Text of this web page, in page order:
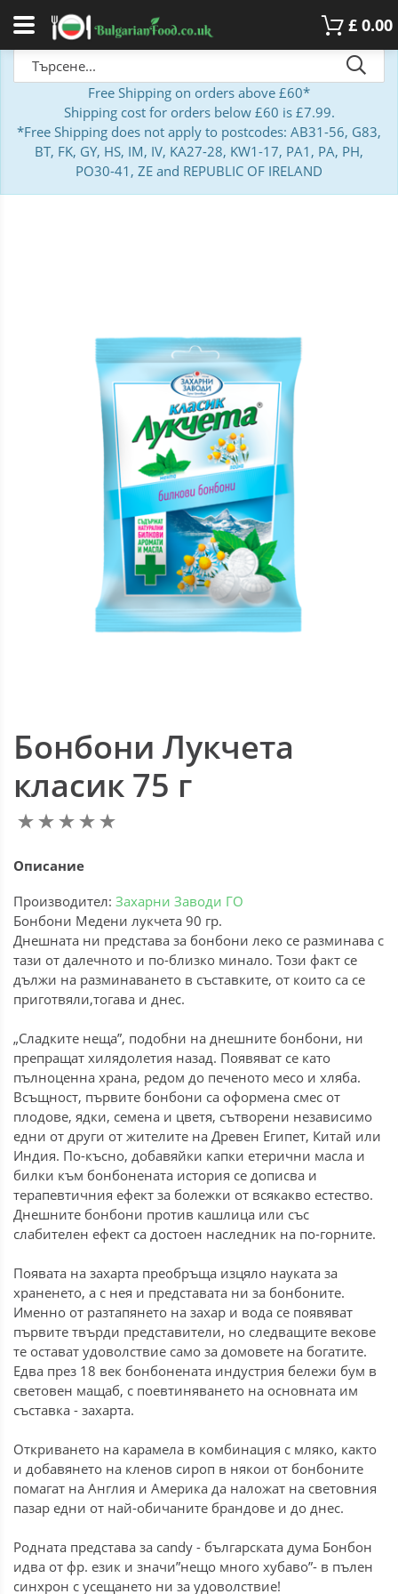
£ 0.00
Free Shipping on orders above £60*
Shipping cost for orders below £60 is £7.99.
*Free Shipping does not apply to postcodes: AB31-56, G83,
BT, FK, GY, HS, IM, IV, KA27-28, KW1-17, PA1, PA, PH,
PO30-41, ZE and REPUBLIC OF IRELAND
Бонбони Лукчета
класик 75 г
Описание
Производител: Захарни Заводи ГО
Бонбони Медени лукчета 90 гр.
Днешната ни представа за бонбони леко се разминава с
тази от далечното и по-близко минало. Този факт се
дължи на разминаването в съставките, от които са се
приготвяли,тогава и днес.
„Сладките неща”, подобни на днешните бонбони, ни
препращат хилядолетия назад. Появяват се като
пълноценна храна, редом до печеното месо и хляба.
Всъщност, първите бонбони са оформена смес от
плодове, ядки, семена и цветя, сътворени независимо
едни от други от жителите на Древен Египет, Китай или
Индия. По-късно, добавяйки капки етерични масла и
билки към бонбонената история се дописва и
терапевтичния ефект за болежки от всякакво естество.
Днешните бонбони против кашлица или със
слабителен ефект са достоен наследник на по-горните.
Появата на захарта преобръща изцяло науката за
храненето, а с нея и представата ни за бонбоните.
Именно от разтапянето на захар и вода се появяват
първите твърди представители, но следващите векове
те остават удоволствие само за домовете на богатите.
Едва през 18 век бонбонената индустрия бележи бум в
световен мащаб, с поевтиняването на основната им
съставка - захарта.
Откриването на карамела в комбинация с мляко, както
и добавянето на кленов сироп в някои от бонбоните
помагат на Англия и Америка да наложат на световния
пазар едни от най-обичаните брандове и до днес.
Родната представа за candy - българската дума Бонбон
идва от фр. език и значи”нещо много хубаво”- в пълен
синхрон с усещането ни за удоволствие!